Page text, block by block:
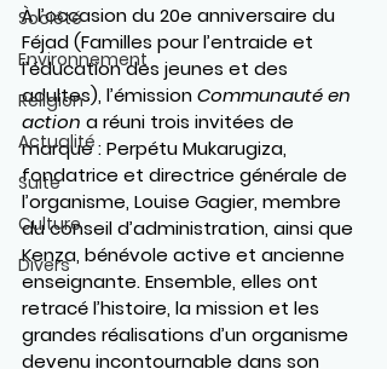
Société
Environnement
Religion
Actualité
Suite
Culture
Divers
À l’occasion du 20e anniversaire du
Féjad (Familles pour l’entraide et
l’éducation des jeunes et des
adultes), l’émission Communauté en
action a réuni trois invitées de
marque : Perpétu Mukarugiza,
fondatrice et directrice générale de
l’organisme, Louise Gagier, membre
du conseil d’administration, ainsi que
Kenza, bénévole active et ancienne
enseignante. Ensemble, elles ont
retracé l’histoire, la mission et les
grandes réalisations d’un organisme
devenu incontournable dans son